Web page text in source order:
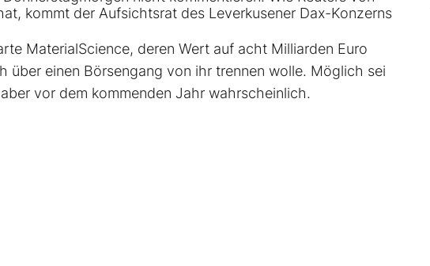
kommt der Aufsichtsrat des Leverkusener Dax-Konzerns
MaterialScience, deren Wert auf acht Milliarden Euro
einen Börsengang von ihr trennen wolle. Möglich sei
vor dem kommenden Jahr wahrscheinlich.